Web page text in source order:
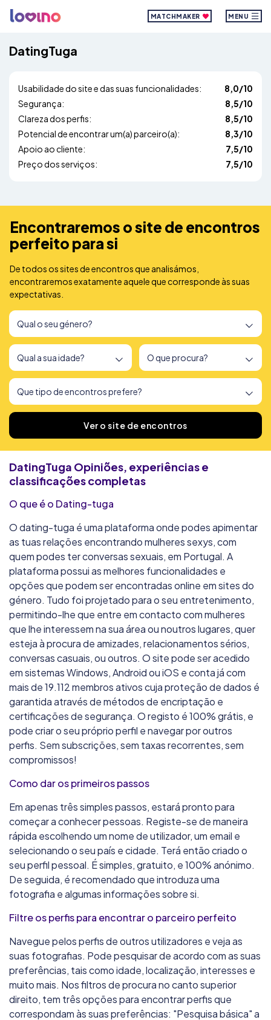
MATCHMAKER MENU
DatingTuga
Usabilidade do site e das suas funcionalidades:
8,0/10
Segurança:
8,5/10
Clareza dos perfis:
8,5/10
Potencial de encontrar um(a) parceiro(a):
8,3/10
Apoio ao cliente:
7,5/10
Preço dos serviços:
7,5/10
Encontraremos o site de encontros
perfeito para si
De todos os sites de encontros que analisámos,
encontraremos exatamente aquele que corresponde às suas
expectativas.
Encontrámos Ver o site de encontros
DatingTuga Opiniões, experiências e
classificações completas
O que é o Dating-tuga
O dating-tuga é uma plataforma onde podes apimentar
as tuas relações encontrando mulheres sexys, com
quem podes ter conversas sexuais, em Portugal. A
plataforma possui as melhores funcionalidades e
opções que podem ser encontradas online em sites do
género. Tudo foi projetado para o seu entretenimento,
permitindo-lhe que entre em contacto com mulheres
que lhe interessem na sua área ou noutros lugares, quer
esteja à procura de amizades, relacionamentos sérios,
conversas casuais, ou outros. O site pode ser acedido
em sistemas Windows, Android ou iOS e conta já com
mais de 19.112 membros ativos cuja proteção de dados é
garantida através de métodos de encriptação e
certificações de segurança. O registo é 100% grátis, e
pode criar o seu próprio perfil e navegar por outros
perfis. Sem subscrições, sem taxas recorrentes, sem
compromissos!
Como dar os primeiros passos
Em apenas três simples passos, estará pronto para
começar a conhecer pessoas. Registe-se de maneira
rápida escolhendo um nome de utilizador, um email e
selecionando o seu país e cidade. Terá então criado o
seu perfil pessoal. É simples, gratuito, e 100% anónimo.
De seguida, é recomendado que introduza uma
fotografia e algumas informações sobre si.
Filtre os perfis para encontrar o parceiro perfeito
Navegue pelos perfis de outros utilizadores e veja as
suas fotografias. Pode pesquisar de acordo com as suas
preferências, tais como idade, localização, interesses e
muito mais. Nos filtros de procura no canto superior
direito, tem três opções para encontrar perfis que
correspondam às suas preferências: "Pesquisa básica" a